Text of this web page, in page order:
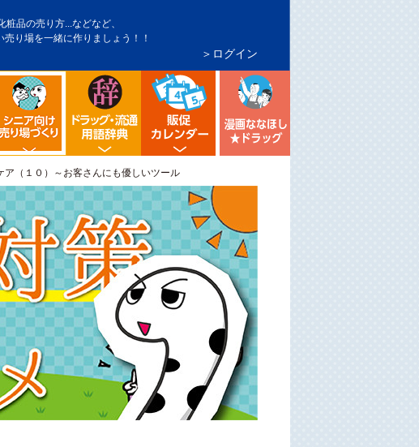
品の売り方...などなど、
り場を一緒に作りましょう！！
＞ログイン
日観光客インバウンド対策
ラッグストア・マーケ分析
シニア向け売り場づくり流通業界・ドラッグストア用語辞典
ドラッグストア イベント販促カレンダ
（１０）～お客さんにも優しいツール